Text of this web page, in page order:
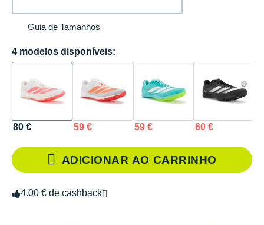
Guia de Tamanhos
4 modelos disponíveis:
80 € 59 € 59 € 60 €
ADICIONAR AO CARRINHO
4.00 € de cashback